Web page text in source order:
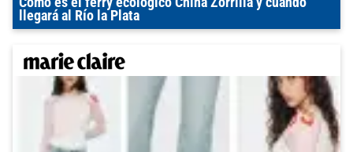
llegará al Río la Plata